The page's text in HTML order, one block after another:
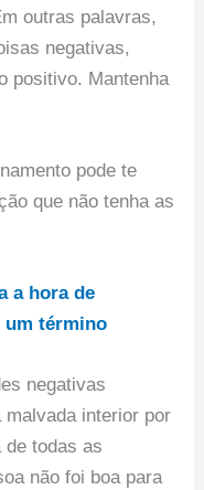
outras palavras,
negativas,
positivo. Mantenha
pode te
que não tenha as
a hora de
um término
negativas
interior por
de todas as
não foi boa para